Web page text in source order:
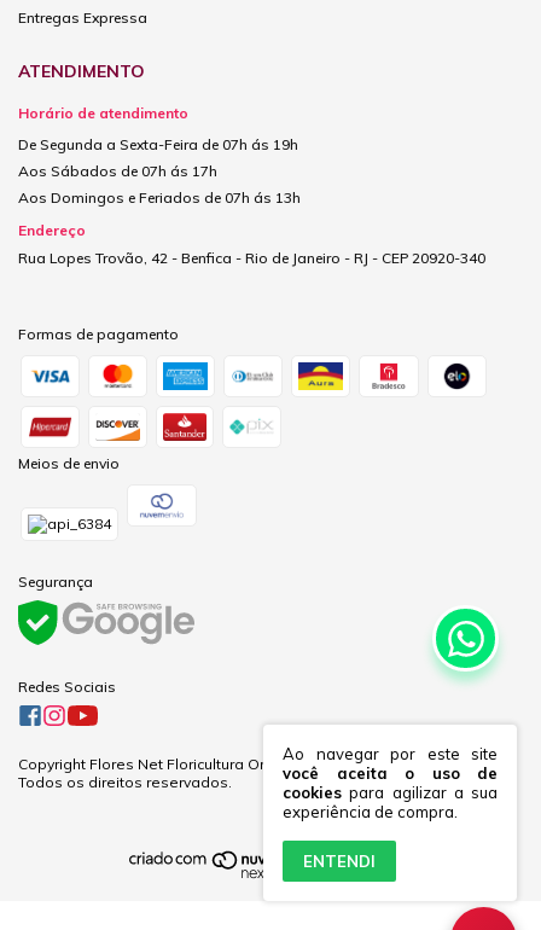
Ao navegar por este site
você aceita o uso de
cookies para agilizar a sua
experiência de compra.
ENTENDI
Entregas Expressa
ATENDIMENTO
Horário de atendimento
De Segunda a Sexta-Feira de 07h ás 19h
Aos Sábados de 07h ás 17h
Aos Domingos e Feriados de 07h ás 13h
Endereço
Rua Lopes Trovão, 42 - Benfica - Rio de Janeiro - RJ - CEP 20920-340
Formas de pagamento
Meios de envio
Segurança
Redes Sociais
Copyright Flores Net Floricultura Online Ltda - 60281691000170 - 2026.
Todos os direitos reservados.